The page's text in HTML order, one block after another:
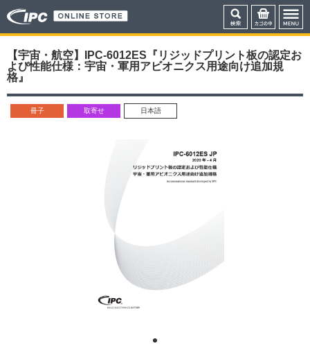
【宇宙・航空】IPC-6012ES『リジッドプリント板の認定お
よび性能仕様：宇宙・軍用アビオニクス用途向け追加規
格』
冊子 取寄せ 日本語